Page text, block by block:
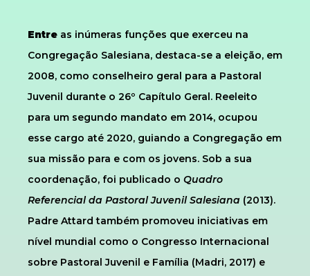
Entre as inúmeras funções que exerceu na
Congregação Salesiana, destaca-se a eleição, em
2008, como conselheiro geral para a Pastoral
Juvenil durante o 26º Capítulo Geral. Reeleito
para um segundo mandato em 2014, ocupou
esse cargo até 2020, guiando a Congregação em
sua missão para e com os jovens. Sob a sua
coordenação, foi publicado o Quadro
Referencial da Pastoral Juvenil Salesiana (2013).
Padre Attard também promoveu iniciativas em
nível mundial como o Congresso Internacional
sobre Pastoral Juvenil e Família (Madri, 2017) e